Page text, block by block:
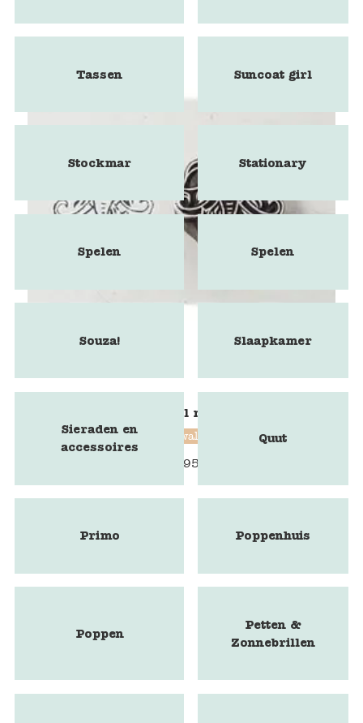
Blokstempel mammoet
Blockwallah
9,95
Tassen Suncoat girl
Stockmar Stationary
Spelen Spelen
Souza! Slaapkamer
Sieraden en
accessoires
Quut
Primo Poppenhuis
Poppen
Petten &
Zonnebrillen